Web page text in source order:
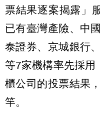
票結果逐案揭露」
已有臺灣產險、中
泰證券、京城銀行
等7家機構率先採用
櫃公司的投票結果
竿。